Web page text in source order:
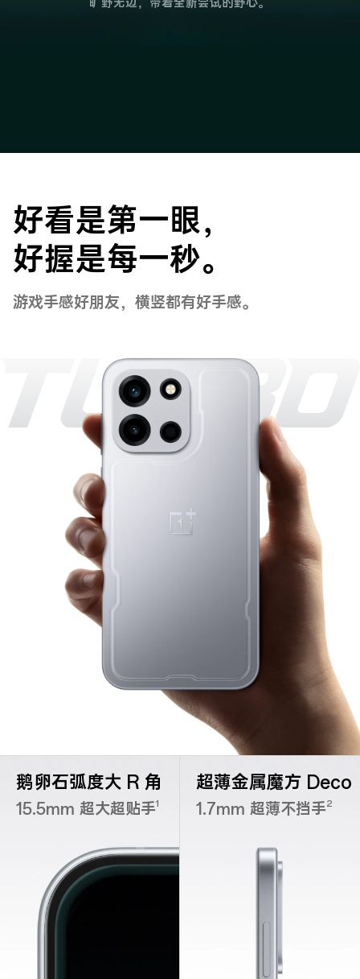
旷野无边，带着全新尝试的野心。
好看是第一眼，
好握是每一秒。
游戏手感好朋友，横竖都有好手感。
鹅卵石弧度大 R 角
15.5mm 超大超贴手1
超薄金属魔方 Deco
1.7mm 超薄不挡手2